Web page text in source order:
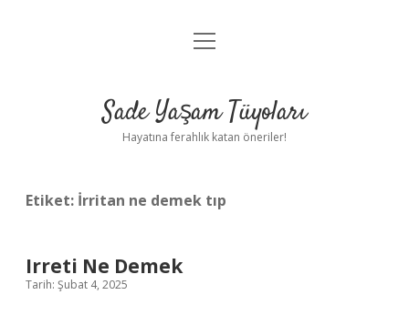
Anasayfa
Yasal Uyarı
menüyü
Sade Yaşam Tüyoları
Hayatına ferahlık katan öneriler!
Etiket: İrritan ne demek tıp
Irreti Ne Demek
Tarih: Şubat 4, 2025